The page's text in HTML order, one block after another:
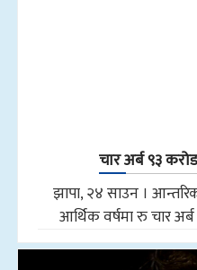
चार अर्ब ९३
झापा, २४ साउन ।
आर्थिक वर्षमा रु चार